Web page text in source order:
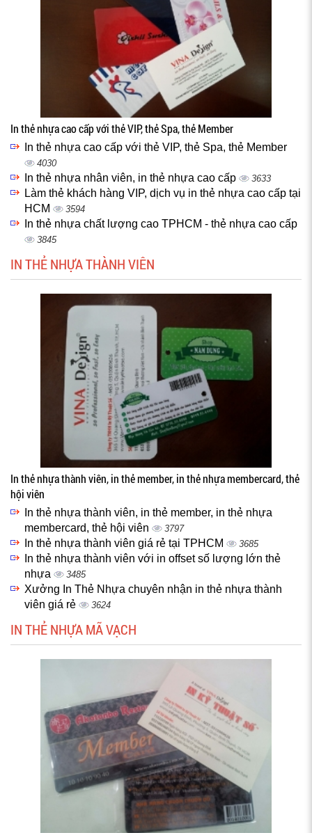
In thẻ nhựa cao cấp với thẻ VIP, thẻ Spa, thẻ Member
In thẻ nhựa cao cấp với thẻ VIP, thẻ Spa, thẻ Member
4030
In thẻ nhựa nhân viên, in thẻ nhựa cao cấp 3633
Làm thẻ khách hàng VIP, dịch vụ in thẻ nhựa cao cấp tại
HCM
3594
In thẻ nhựa chất lượng cao TPHCM - thẻ nhựa cao cấp
3845
IN THẺ NHỰA THÀNH VIÊN
In thẻ nhựa thành viên, in thẻ member, in thẻ nhựa membercard, thẻ
hội viên
In thẻ nhựa thành viên, in thẻ member, in thẻ nhựa
membercard, thẻ hội viên
3797
In thẻ nhựa thành viên giá rẻ tại TPHCM 3685
In thẻ nhựa thành viên với in offset số lượng lớn thẻ
nhựa
3485
Xưởng In Thẻ Nhựa chuyên nhận in thẻ nhựa thành
viên giá rẻ
3624
IN THẺ NHỰA MÃ VẠCH